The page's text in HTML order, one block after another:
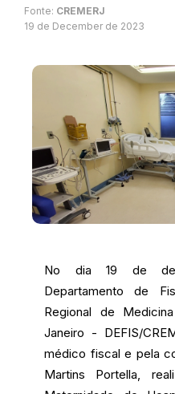
Fonte: CREMERJ
19 de December de 2023
No dia 19 de
Departamento de
Regional de
Janeiro - DEFIS/
médico fiscal e pela
Martins Portella,